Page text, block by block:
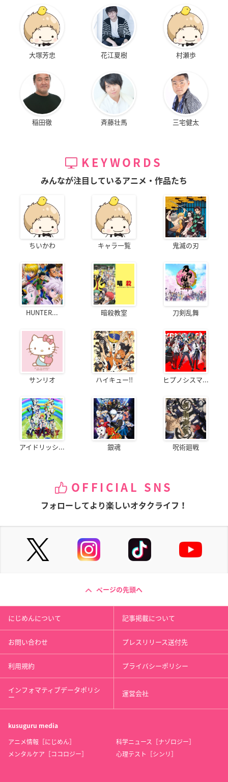
大塚芳忠 花江夏樹 村瀬歩
稲田徹 斉藤壮馬 三宅健太
KEYWORDS
みんなが注目しているアニメ・作品たち
ちいかわ キャラ一覧 鬼滅の刃
HUNTER... 暗殺教室 刀剣乱舞
サンリオ ハイキュー!! ヒプノシスマ...
アイドリッシ... 銀魂 呪術廻戦
OFFICIAL SNS
フォローしてより楽しいオタクライフ！
ページの先頭へ
にじめんについて 記事掲載について
お問い合わせ プレスリリース送付先
利用規約 プライバシーポリシー
インフォマティブデータポリシ
ー 運営会社
kusuguru media
アニメ情報［にじめん］
科学ニュース［ナゾロジー］
メンタルケア［ココロジー］
心理テスト［シンリ］